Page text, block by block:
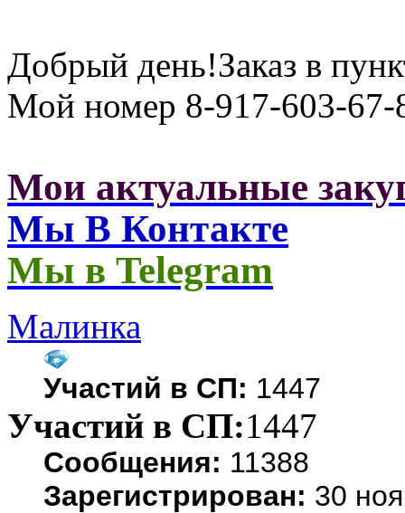
Добрый день!Заказ в
Мой номер 8-917-603-67-
Мои актуальные
Мы В Контакте
Мы в Telegram
Малинка
Участий в СП: 1447
Участий в СП:1447
Сообщения: 11388
Зарегистрирован: 30